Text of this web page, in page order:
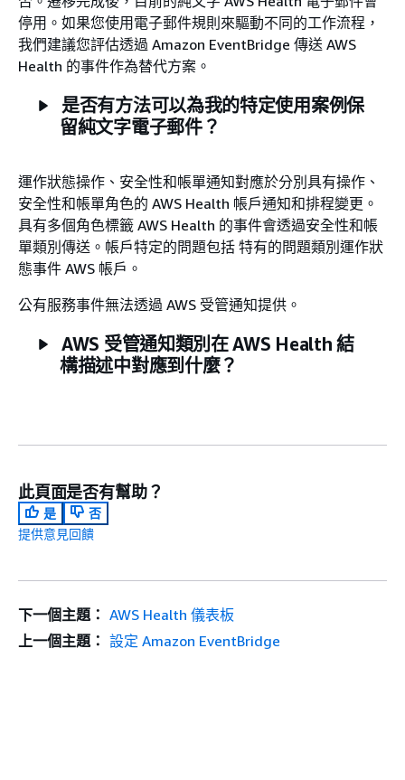
停用。如果您使用電子郵件規則來驅動不同的工作流程，
我們建議您評估透過 Amazon EventBridge 傳送 AWS
Health 的事件作為替代方案。
是否有方法可以為我的特定使用案例保
留純文字電子郵件？
運作狀態操作、安全性和帳單通知對應於分別具有操作、
安全性和帳單角色的 AWS Health 帳戶通知和排程變更。
具有多個角色標籤 AWS Health 的事件會透過安全性和帳
單類別傳送。帳戶特定的問題包括 特有的問題類別運作狀
態事件 AWS 帳戶。
公有服務事件無法透過 AWS 受管通知提供。
AWS 受管通知類別在 AWS Health 結
構描述中對應到什麼？
此頁面是否有幫助？
是
否
提供意見回饋
下一個主題： AWS Health 儀表板
上一個主題： 設定 Amazon EventBridge